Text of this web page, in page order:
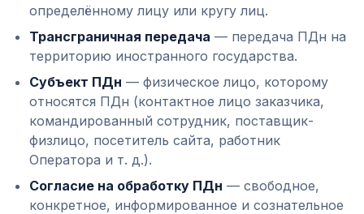
определённому лицу или кругу лиц.
Трансграничная передача — передача ПДн на
территорию иностранного государства.
Субъект ПДн — физическое лицо, которому
относятся ПДн (контактное лицо заказчика,
командированный сотрудник, поставщик-
физлицо, посетитель сайта, работник
Оператора и т. д.).
Согласие на обработку ПДн — свободное,
конкретное, информированное и сознательное